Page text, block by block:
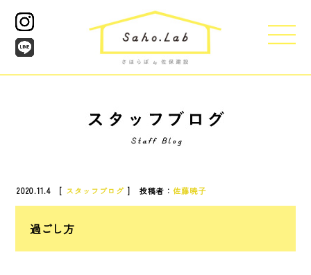
2020.11.4 [ スタッフブログ ] 投稿者：佐藤暁子
過ごし方